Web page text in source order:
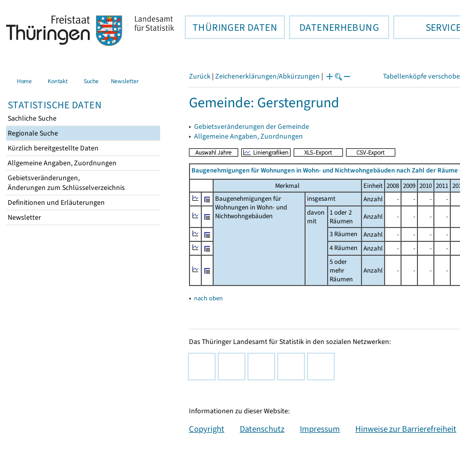
THÜRINGER DATEN DATENERHEBUNG
Home Kontakt Suche Newsletter
STATISTISCHE DATEN
Sachliche Suche
Regionale Suche
Kürzlich bereitgestellte Daten
Allgemeine Angaben, Zuordnungen
Gebietsveränderungen,
Änderungen zum Schlüsselverzeichnis
Definitionen und Erläuterungen
Newsletter
Zurück | Zeichenerklärungen/Abkürzungen | Tabellenköpfe
Gemeinde: Gerstengrund
▸ Gebietsveränderungen der Gemeinde
▸ Allgemeine Angaben, Zuordnungen
Baugenehmigungen für Wohnungen in Wohn- und Nichtwohngebäuden nach Zahl der Räume
Merkmal
Einheit 2008 2009 2010 2011
Baugenehmigungen für
Wohnungen in Wohn- und
Nichtwohngebäuden
insgesamt Anzahl - - - -
davon
mit
1 oder 2
Räumen
Anzahl - - - -
3 Räumen
Anzahl - - - -
4 Räumen
Anzahl - - - -
5 oder
mehr
Räumen
Anzahl - - - -
▴ nach oben
Das Thüringer Landesamt für Statistik in den sozialen Netzwerken:
Informationen zu dieser Website:
Copyright Datenschutz Impressum Hinweise zur Barrierefreiheit